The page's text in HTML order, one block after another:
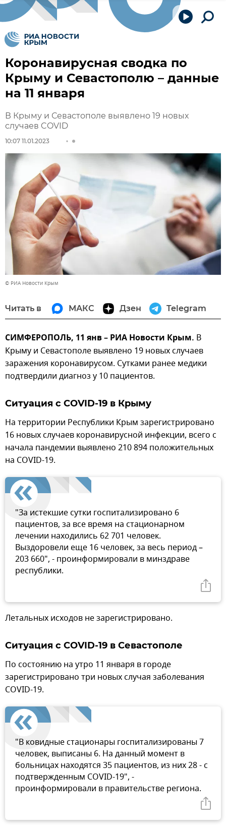
Коронавирусная сводка по
Крыму и Севастополю – данные
на 11 января
В Крыму и Севастополе выявлено 19 новых
случаев COVID
10:07 11.01.2023
© РИА Новости Крым
Читать в МАКС Дзен Telegram
СИМФЕРОПОЛЬ, 11 янв – РИА Новости Крым. В
Крыму и Севастополе выявлено 19 новых случаев
заражения коронавирусом. Сутками ранее медики
подтвердили диагноз у 10 пациентов.
Ситуация с COVID-19 в Крыму
На территории Республики Крым зарегистрировано
16 новых случаев коронавирусной инфекции, всего с
начала пандемии выявлено 210 894 положительных
на COVID-19.
"За истекшие сутки госпитализировано 6
пациентов, за все время на стационарном
лечении находились 62 701 человек.
Выздоровели еще 16 человек, за весь период –
203 660", - проинформировали в минздраве
республики.
Летальных исходов не зарегистрировано.
Ситуация с COVID-19 в Севастополе
По состоянию на утро 11 января в городе
зарегистрировано три новых случая заболевания
COVID-19.
"В ковидные стационары госпитализированы 7
человек, выписаны 6. На данный момент в
больницах находятся 35 пациентов, из них 28 - с
подтвержденным COVID-19", -
проинформировали в правительстве региона.